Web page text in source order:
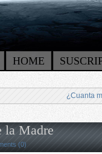
HOME
¿Cuanta
la Madre
(0)